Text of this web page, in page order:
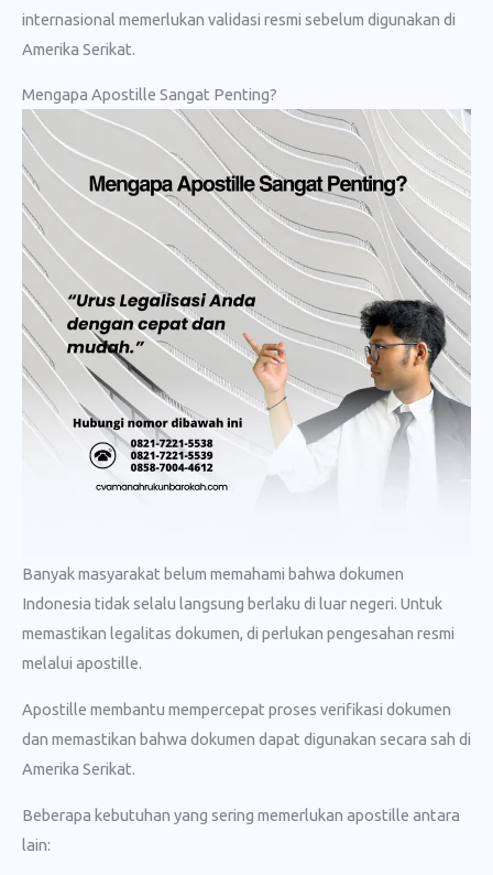
internasional memerlukan validasi resmi sebelum digunakan di
Amerika Serikat.
Mengapa Apostille Sangat Penting?
Banyak masyarakat belum memahami bahwa dokumen
Indonesia tidak selalu langsung berlaku di luar negeri. Untuk
memastikan legalitas dokumen, di perlukan pengesahan resmi
melalui apostille.
Apostille membantu mempercepat proses verifikasi dokumen
dan memastikan bahwa dokumen dapat digunakan secara sah di
Amerika Serikat.
Beberapa kebutuhan yang sering memerlukan apostille antara
lain: